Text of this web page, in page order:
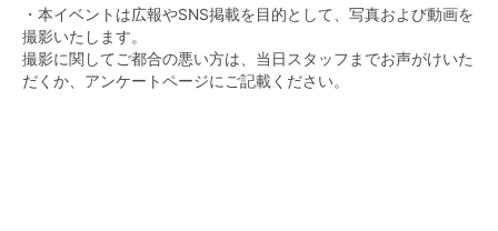
・本イベントは広報やSNS掲載を目的として、写真および動画を
撮影いたします。
撮影に関してご都合の悪い方は、当日スタッフまでお声がけいた
だくか、アンケートページにご記載ください。